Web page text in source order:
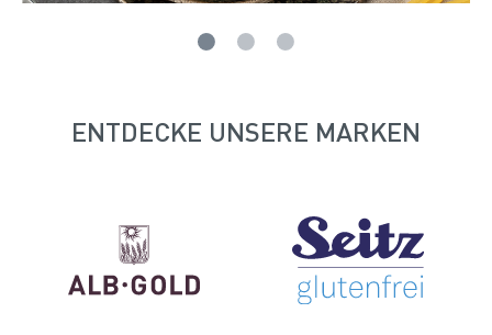
ENTDECKE UNSERE MARKEN